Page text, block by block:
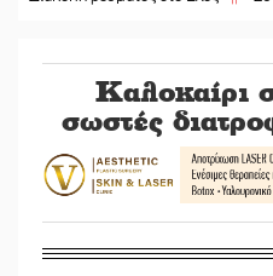
Καλοκαίρι
σωστές